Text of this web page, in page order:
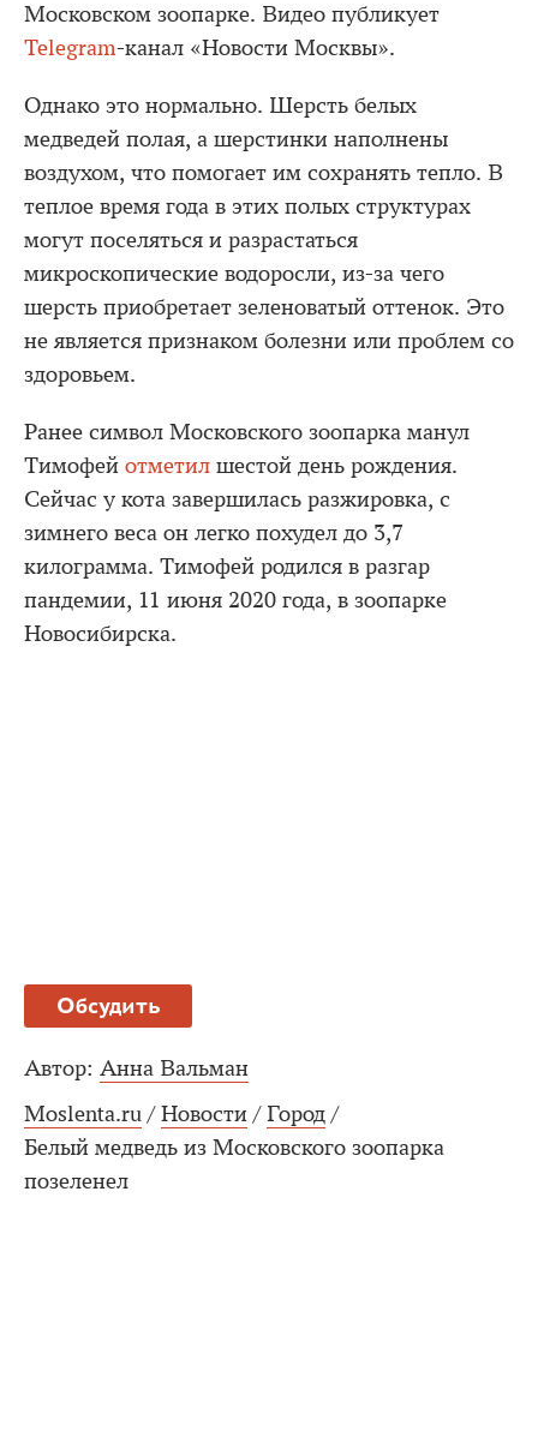
Московском зоопарке. Видео публикует
Telegram-канал «Новости Москвы».
Однако это нормально. Шерсть белых
медведей полая, а шерстинки наполнены
воздухом, что помогает им сохранять тепло. В
теплое время года в этих полых структурах
могут поселяться и разрастаться
микроскопические водоросли, из-за чего
шерсть приобретает зеленоватый оттенок. Это
не является признаком болезни или проблем со
здоровьем.
Ранее символ Московского зоопарка манул
Тимофей отметил шестой день рождения.
Сейчас у кота завершилась разжировка, с
зимнего веса он легко похудел до 3,7
килограмма. Тимофей родился в разгар
пандемии, 11 июня 2020 года, в зоопарке
Новосибирска.
Обсудить
Автор: Анна Вальман
Moslenta.ru / Новости / Город /
Белый медведь из Московского зоопарка
позеленел